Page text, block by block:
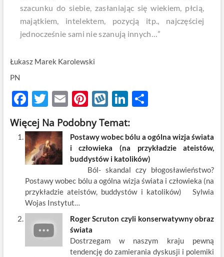
szacunku do siebie, zasłaniając się wiekiem, płcią,
majątkiem, intelektem, pozycją itp., najczęściej
jednocześnie sami nie szanują innych…”
Łukasz Marek Karolewski
PN
F
ac
e
b
o
o
k
T
w
itt
er
E
m
ail
Pi
nt
er
es
t
W
k
o
p
Li
k
e
dI
n
S
ar
e
Więcej Na Podobny Temat:
Postawy wobec bólu a ogólna wizja świata
i człowieka (na przykładzie ateistów,
buddystów i katolików)
Ból- skandal czy błogosławieństwo?
Postawy wobec bólu a ogólna wizja świata i człowieka (na
przykładzie ateistów, buddystów i katolików) Sylwia
Wojas Instytut…
Roger Scruton czyli konserwatywny obraz
świata
Dostrzegam w naszym kraju pewną
tendencję do zamierania dyskusji i polemiki